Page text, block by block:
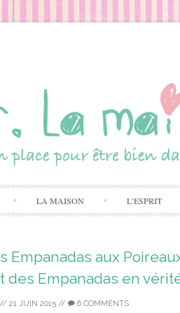
LA MAISON L’ESPRIT
Empanadas aux
des Empanadas en
21 JUIN 2015// 6 COMMENTS